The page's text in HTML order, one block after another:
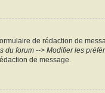
de rédaction de
du forum --> Modifier les
de message.